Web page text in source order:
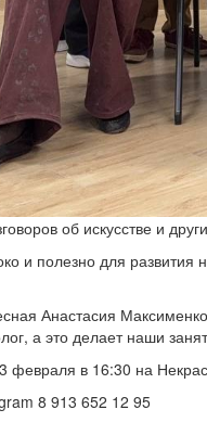
об искусстве и
и полезно для
Анастасия
а это делает наши
февраля в 16:30 на
8 913 652 12 95